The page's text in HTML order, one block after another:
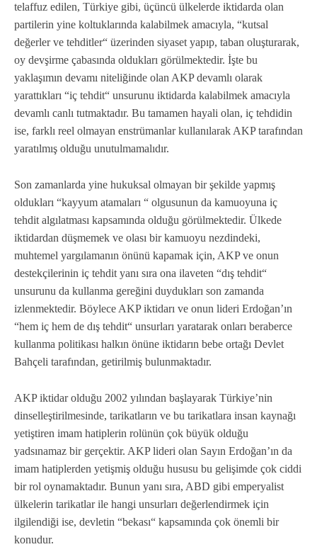
telaffuz edilen, Türkiye gibi, üçüncü ülkelerde iktidarda olan
partilerin yine koltuklarında kalabilmek amacıyla, “kutsal
değerler ve tehditler“ üzerinden siyaset yapıp, taban oluşturarak,
oy devşirme çabasında oldukları görülmektedir. İşte bu
yaklaşımın devamı niteliğinde olan AKP devamlı olarak
yarattıkları “iç tehdit“ unsurunu iktidarda kalabilmek amacıyla
devamlı canlı tutmaktadır. Bu tamamen hayali olan, iç tehdidin
ise, farklı reel olmayan enstrümanlar kullanılarak AKP tarafından
yaratılmış olduğu unutulmamalıdır.
Son zamanlarda yine hukuksal olmayan bir şekilde yapmış
oldukları “kayyum atamaları “ olgusunun da kamuoyuna iç
tehdit algılatması kapsamında olduğu görülmektedir. Ülkede
iktidardan düşmemek ve olası bir kamuoyu nezdindeki,
muhtemel yargılamanın önünü kapamak için, AKP ve onun
destekçilerinin iç tehdit yanı sıra ona ilaveten “dış tehdit“
unsurunu da kullanma gereğini duydukları son zamanda
izlenmektedir. Böylece AKP iktidarı ve onun lideri Erdoğan’ın
“hem iç hem de dış tehdit“ unsurları yaratarak onları beraberce
kullanma politikası halkın önüne iktidarın bebe ortağı Devlet
Bahçeli tarafından, getirilmiş bulunmaktadır.
AKP iktidar olduğu 2002 yılından başlayarak Türkiye’nin
dinselleştirilmesinde, tarikatların ve bu tarikatlara insan kaynağı
yetiştiren imam hatiplerin rolünün çok büyük olduğu
yadsınamaz bir gerçektir. AKP lideri olan Sayın Erdoğan’ın da
imam hatiplerden yetişmiş olduğu hususu bu gelişimde çok ciddi
bir rol oynamaktadır. Bunun yanı sıra, ABD gibi emperyalist
ülkelerin tarikatlar ile hangi unsurları değerlendirmek için
ilgilendiği ise, devletin “bekası“ kapsamında çok önemli bir
konudur.